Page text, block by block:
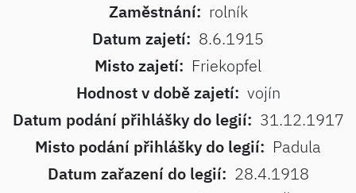
Zaměstnání: rolník
Datum zajetí: 8.6.1915
Misto zajetí: Friekopfel
Hodnost v době zajetí: vojín
Datum podání přihlášky do legií: 31.12.1917
Misto podání přihlášky do legií: Padula
Datum zařazení do legií: 28.4.1918